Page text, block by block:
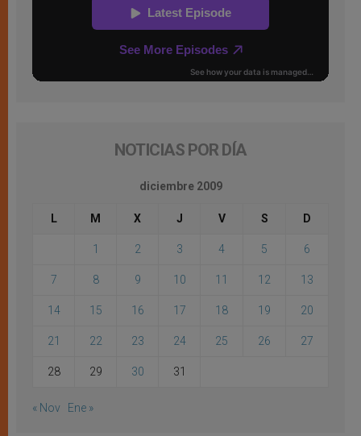
NOTICIAS POR DÍA
diciembre 2009
L M X J V S D
1 2 3 4 5 6
7 8 9 10 11 12 13
14 15 16 17 18 19 20
21 22 23 24 25 26 27
28 29 30 31
« Nov Ene »